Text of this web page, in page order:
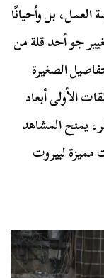
العمل، بل وأحيانًا
جو أحد قلة من
الصغيرة
الأولى أبعاد
يمنح المشاهد
مميزة لبيروت